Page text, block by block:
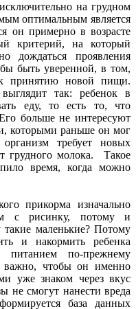
на грудном
оптимальным является
он примерно в возрасте
критерий, на который
дождаться проявления
быть уверенной, в том,
принятию новой пищи.
так: ребенок в
еду, то есть то, что
больше не интересуют
которыми раньше он мог
требует новых
грудного молока. Такое
время, когда можно
прикорма изначально
с рисинку, потому и
маленькие? Потому
и накормить ребенка
по-прежнему
важно, чтобы он именно
уже знаком через вкус
не смогут нанести вреда
база данных